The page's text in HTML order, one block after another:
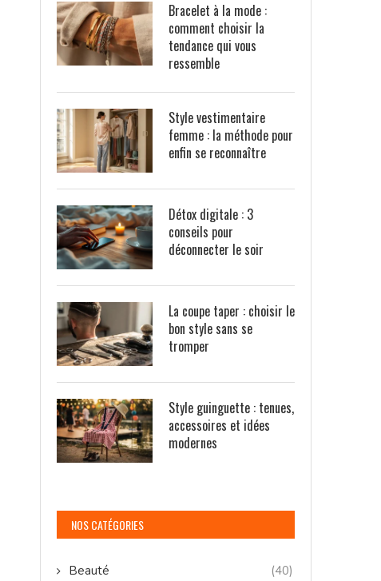
Bracelet à la mode :
comment choisir la
tendance qui vous
ressemble
Style vestimentaire
femme : la méthode pour
enfin se reconnaître
Détox digitale : 3
conseils pour
déconnecter le soir
La coupe taper : choisir le
bon style sans se
tromper
Style guinguette : tenues,
accessoires et idées
modernes
NOS CATÉGORIES
Beauté (40)